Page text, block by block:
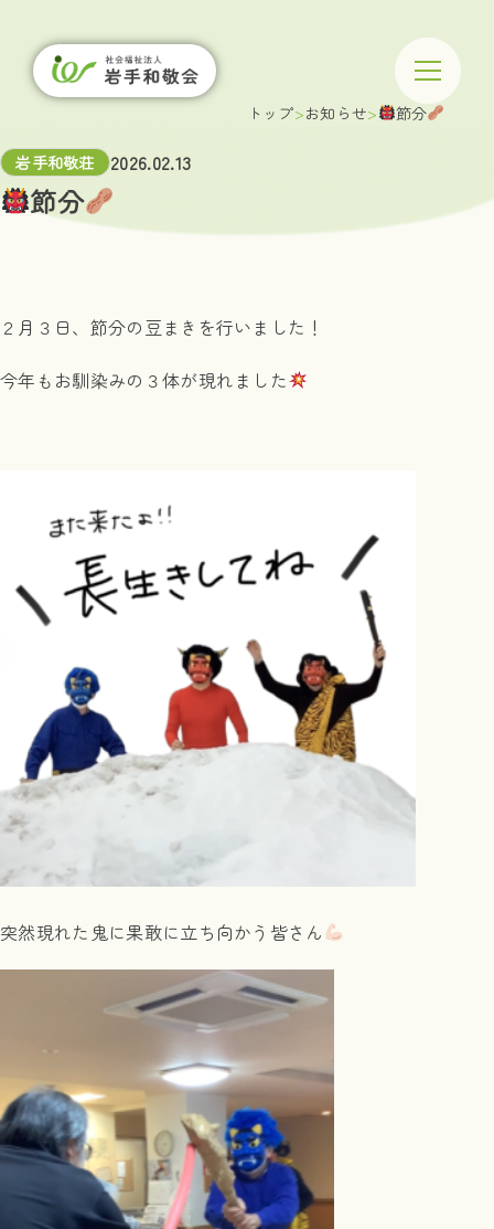
トップ お知らせ 節分
岩手和敬荘 2026.02.13
節分
２月３日、節分の豆まきを行いました！
今年もお馴染みの３体が現れました
突然現れた鬼に果敢に立ち向かう皆さん